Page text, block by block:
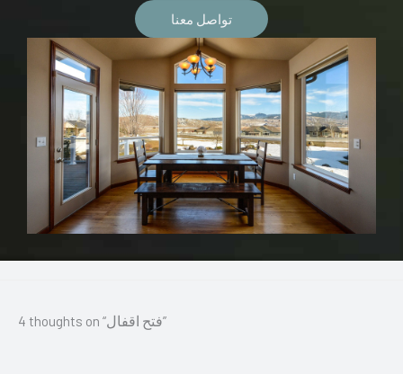
تواصل معنا
4 thoughts on “فتح اقفال”